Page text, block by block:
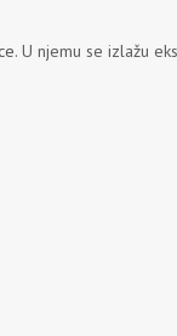
. U njemu se izlažu